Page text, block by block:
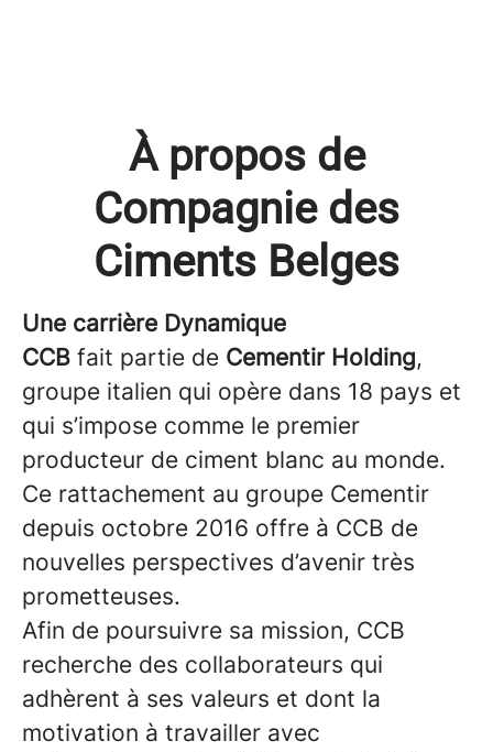
À propos de
Compagnie des
Ciments Belges
Une carrière Dynamique
CCB fait partie de Cementir Holding,
groupe italien qui opère dans 18 pays et
qui s’impose comme le premier
producteur de ciment blanc au monde.
Ce rattachement au groupe Cementir
depuis octobre 2016 offre à CCB de
nouvelles perspectives d’avenir très
prometteuses.
Afin de poursuivre sa mission, CCB
recherche des collaborateurs qui
adhèrent à ses valeurs et dont la
motivation à travailler avec